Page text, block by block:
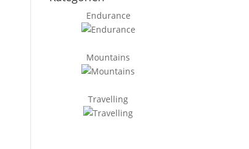
Endurance
Mountains
Travelling